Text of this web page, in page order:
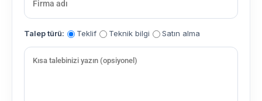
Talep türü: Teklif Teknik bilgi Satın alma